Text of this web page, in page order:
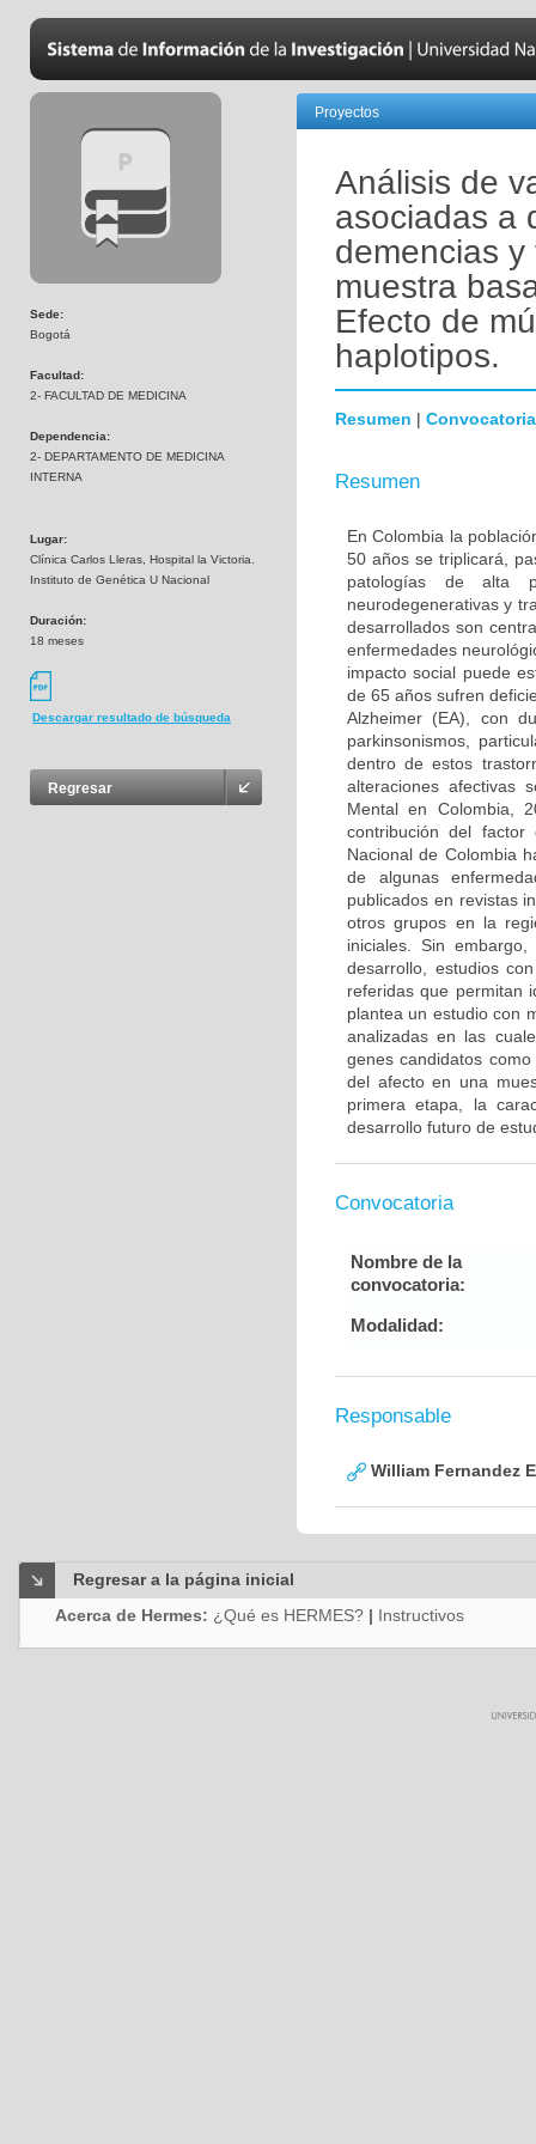
Sede:
Bogotá
Facultad:
2- FACULTAD DE MEDICINA
Dependencia:
2- DEPARTAMENTO DE MEDICINA
INTERNA
Lugar:
Clínica Carlos Lleras, Hospital la Victoria.
Instituto de Genética U Nacional
Duración:
18 meses
Descargar resultado de búsqueda
Regresar
Proyectos
Análisis de
asociadas a
demencias
muestra
Efecto de
haplotipos.
Resumen | Convocatoria
Resumen
En Colombia la
50 años se triplicará,
patologías de alta
neurodegenerativas y
desarrollados son
enfermedades
impacto social puede
de 65 años sufren
Alzheimer (EA), con
parkinsonismos,
dentro de estos
alteraciones afectivas
Mental en Colombia,
contribución del
Nacional de Colombia
de algunas
publicados en revistas
otros grupos en la
iniciales. Sin
desarrollo, estudios
referidas que permitan
plantea un estudio con
analizadas en las
genes candidatos
del afecto en una
primera etapa, la
desarrollo futuro de
Convocatoria
Nombre de la
convocatoria:
Modalidad:
Responsable
William Fernandez
Regresar a la página inicial
Acerca de Hermes: ¿Qué es HERMES? | Instructivos